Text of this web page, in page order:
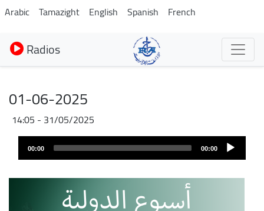
Aller
au
contenu
principal
Arabic Tamazight English Spanish French
Radios
01-06-2025
31/05/2025 - 14:05
00:00
00:00